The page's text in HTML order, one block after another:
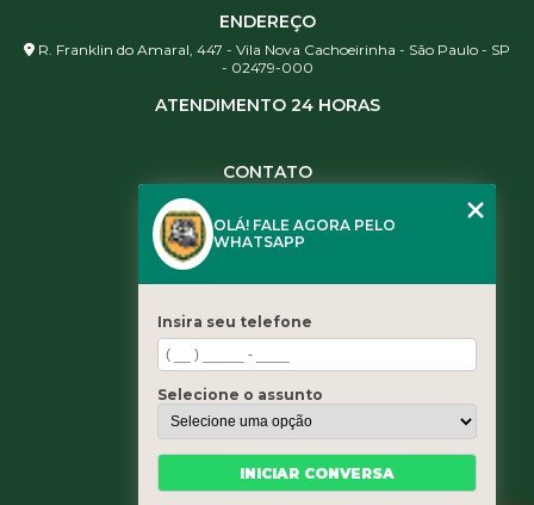
ENDEREÇO
R. Franklin do Amaral, 447 - Vila Nova Cachoeirinha - São Paulo - SP
- 02479-000
ATENDIMENTO 24 HORAS
CONTATO
(11) 3461-5871
contato@leaoservicos.com.br
Home
Quem somos
Serviços
Blog
OLÁ! FALE AGORA PELO
WHATSAPP
Insira seu telefone
Selecione o assunto
INICIAR CONVERSA